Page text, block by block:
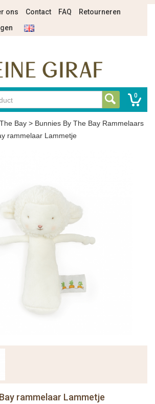
ons Contact FAQ
Retourneren
0
Bay > Bunnies By The Bay Rammelaars
rammelaar Lammetje
rammelaar Lammetje